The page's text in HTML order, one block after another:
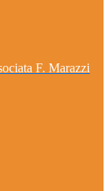
F. Marazzi